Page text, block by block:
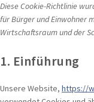
Diese Cookie-Richtlinie
für Bürger und Einwohner
Wirtschaftsraum und der
1. Einführung
Unsere Website, https://